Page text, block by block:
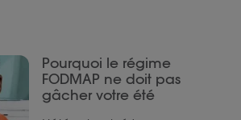
Pourquoi le régime
FODMAP ne doit pas
gâcher votre été